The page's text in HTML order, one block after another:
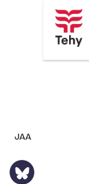
JAA